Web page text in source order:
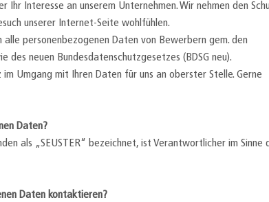
Interesse an unserem Unternehmen. Wir nehmen den
unserer Internet-Seite wohlfühlen.
personenbezogenen Daten von Bewerbern gem. den
des neuen Bundesdatenschutzgesetzes (BDSG neu).
Umgang mit Ihren Daten für uns an oberster Stelle. Gerne
Daten?
als „SEUSTER“ bezeichnet, ist Verantwortlicher im Sinne
Daten kontaktieren?